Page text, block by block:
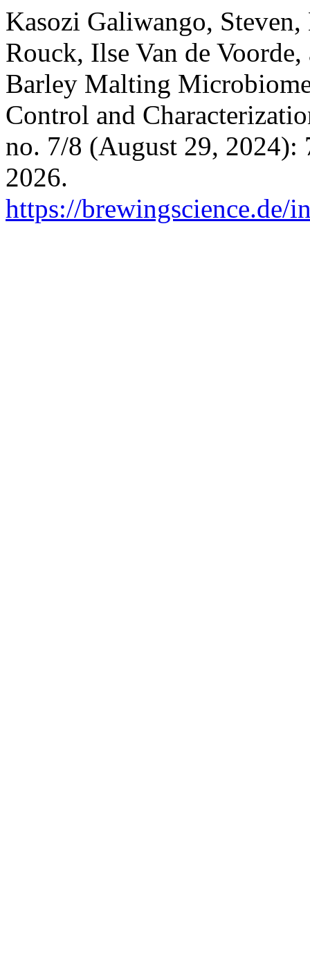
Kasozi Galiwango,
Rouck, Ilse Van de
Barley Malting
Control and
no. 7/8 (August 29, 2024):
2026.
https://brewingscience.de/